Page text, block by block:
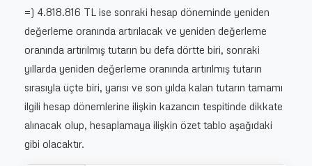
=) 4.818.816 TL ise sonraki hesap döneminde yeniden
değerleme oranında artırılacak ve yeniden değerleme
oranında artırılmış tutarın bu defa dörtte biri, sonraki
yıllarda yeniden değerleme oranında artırılmış tutarın
sırasıyla üçte biri, yarısı ve son yılda kalan tutarın tamamı
ilgili hesap dönemlerine ilişkin kazancın tespitinde dikkate
alınacak olup, hesaplamaya ilişkin özet tablo aşağıdaki
gibi olacaktır.